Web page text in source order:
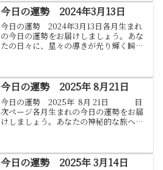
今日の運勢 2024年3月13日
今日の運勢 2024年3月13日各月生まれ
の今日の運勢をお届けしましょう。あな
たの日々に、星々の導きが光り輝く瞬間
ように。1.山羊座:(12月22日 - 1月19日)今
日...
今日の運勢 2025年 8月21日
今日の運勢 2025年 8月 21日 目
次ぺージ各月生まれの今日の運勢をお届
けしましょう。あなたの神秘的な旅へよ
(12月22日 から 1...
今日の運勢 2025年 3月14日